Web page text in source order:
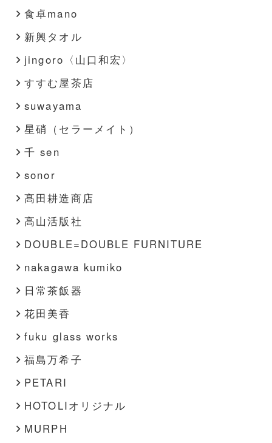
食卓mano
新興タオル
jingoro〈山口和宏〉
すすむ屋茶店
suwayama
星硝（セラーメイト）
千 sen
sonor
髙田耕造商店
高山活版社
DOUBLE=DOUBLE FURNITURE
nakagawa kumiko
日常茶飯器
花田美香
fuku glass works
福島万希子
PETARI
HOTOLIオリジナル
MURPH